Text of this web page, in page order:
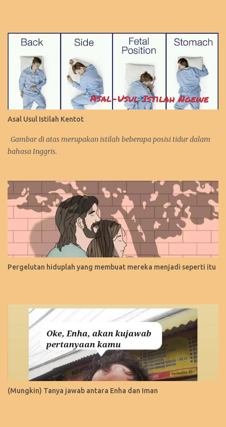
Asal Usul Istilah Kentot
Gambar di atas merupakan istilah beberapa posisi tidur dalam
bahasa Inggris.
Pergelutan hiduplah yang membuat mereka menjadi seperti itu
(Mungkin) Tanya jawab antara Enha dan Iman